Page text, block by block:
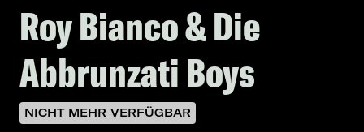
Roy Bianco & Die
Abbrunzati Boys
NICHT MEHR VERFÜGBAR